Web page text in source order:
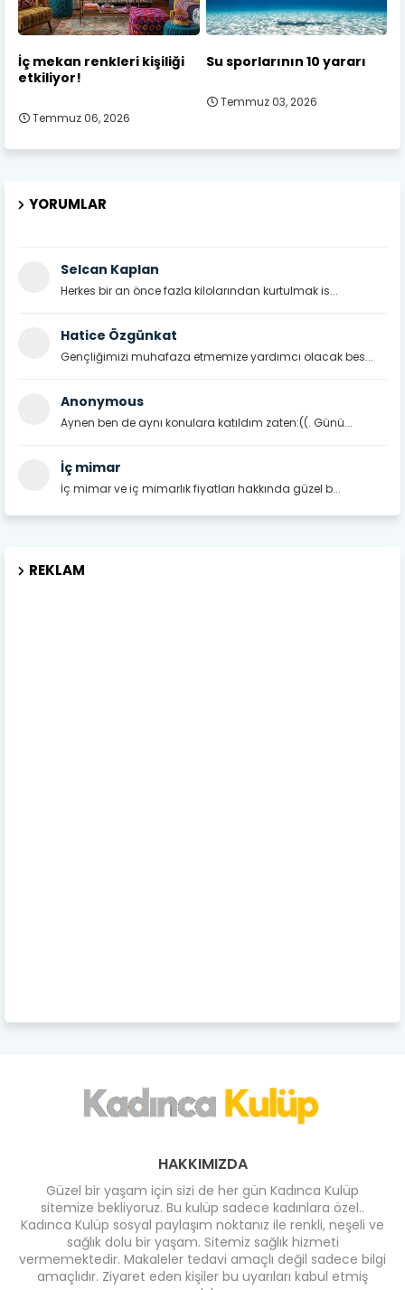
İç mekan renkleri kişiliği
etkiliyor!
Temmuz 06, 2026
Su sporlarının 10 yararı
Temmuz 03, 2026
YORUMLAR
Selcan Kaplan
Herkes bir an önce fazla kilolarından kurtulmak is...
Hatice Özgünkat
Gençliğimizi muhafaza etmemize yardımcı olacak bes...
Anonymous
Aynen ben de aynı konulara katıldım zaten:((. Günü...
İç mimar
İç mimar ve iç mimarlık fiyatları hakkında güzel b...
REKLAM
HAKKIMIZDA
Güzel bir yaşam için sizi de her gün Kadınca Kulüp
sitemize bekliyoruz. Bu kulüp sadece kadınlara özel..
Kadınca Kulüp sosyal paylaşım noktanız ile renkli, neşeli ve
sağlık dolu bir yaşam. Sitemiz sağlık hizmeti
vermemektedir. Makaleler tedavi amaçlı değil sadece bilgi
amaçlıdır. Ziyaret eden kişiler bu uyarıları kabul etmiş